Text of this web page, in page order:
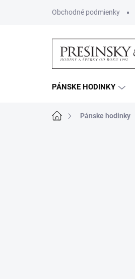
Obchodné podmienky
PÁNSKE HODINKY
DomovPánske hodinky